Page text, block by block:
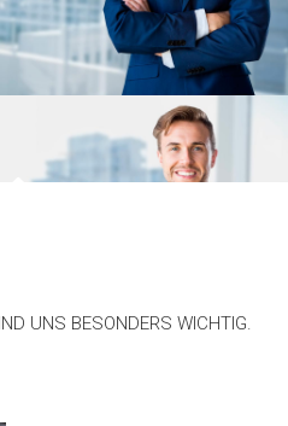
UNS BESONDERS WICHTIG.